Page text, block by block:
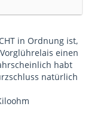
auch an.in Ordnung ist,
einen
habt
natürlich